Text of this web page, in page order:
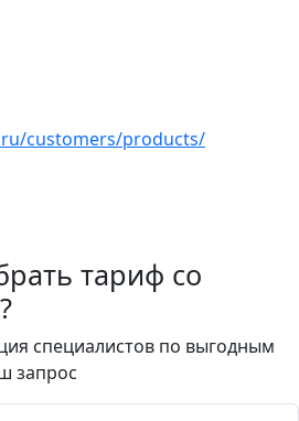
customers/products/
тариф со
специалистов по выгодным
запрос